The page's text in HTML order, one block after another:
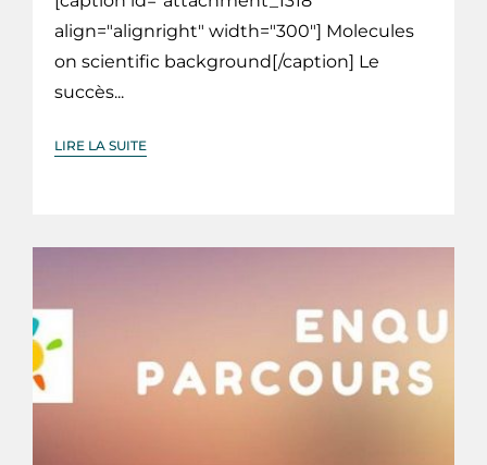
align="alignright" width="300"] Molecules
on scientific background[/caption] Le
succès...
LIRE LA SUITE